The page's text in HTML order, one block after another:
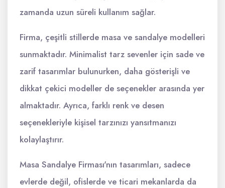
zamanda uzun süreli kullanım sağlar.
Firma, çeşitli stillerde masa ve sandalye modelleri
sunmaktadır. Minimalist tarz sevenler için sade ve
zarif tasarımlar bulunurken, daha gösterişli ve
dikkat çekici modeller de seçenekler arasında yer
almaktadır. Ayrıca, farklı renk ve desen
seçenekleriyle kişisel tarzınızı yansıtmanızı
kolaylaştırır.
Masa Sandalye Firması'nın tasarımları, sadece
evlerde değil, ofislerde ve ticari mekanlarda da